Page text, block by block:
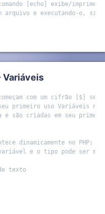
[echo] exibe/imprime
arquivo e executando-o,
Variáveis
com um cifrão [$]
primeiro uso Variáveis não
e são criadas em seu
dinamicamente no PHP;
e o tipo pode ser
texto